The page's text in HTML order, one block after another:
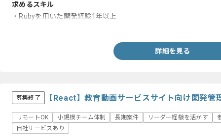
求めるスキル
・Rubyを用いた開発経験1年以上
詳細を見る
募集終了 【React】教育動画サービスサイト向け開発
リモートOK 小規模チーム体制 長期案件 リーダー経験を活かす
自社サービスあり